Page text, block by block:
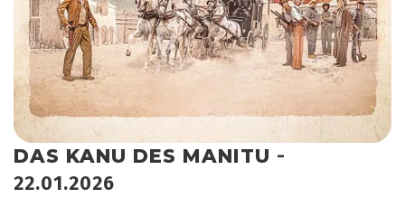
DAS KANU DES MANITU -
22.01.2026